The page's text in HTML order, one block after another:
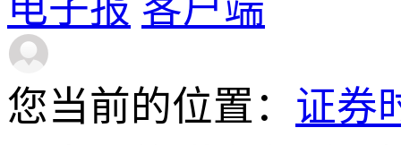
您当前的位置： 证券